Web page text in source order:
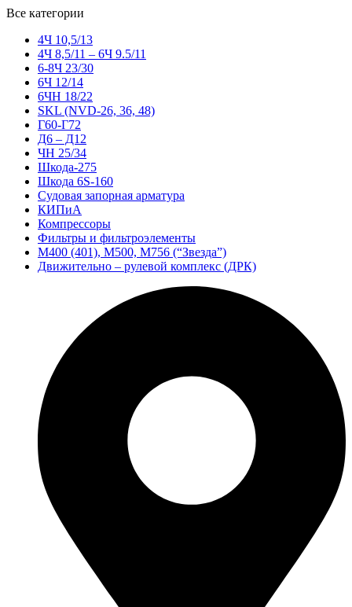
Все категории
4Ч 10,5/13
4Ч 8,5/11 – 6Ч 9.5/11
6-8Ч 23/30
6Ч 12/14
6ЧН 18/22
SKL (NVD-26, 36, 48)
Г60-Г72
Д6 – Д12
ЧН 25/34
Шкода-275
Шкода 6S-160
Судовая запорная арматура
КИПиА
Компрессоры
Фильтры и фильтроэлементы
М400 (401), М500, М756 (“Звезда”)
Движительно – рулевой комплекс (ДРК)